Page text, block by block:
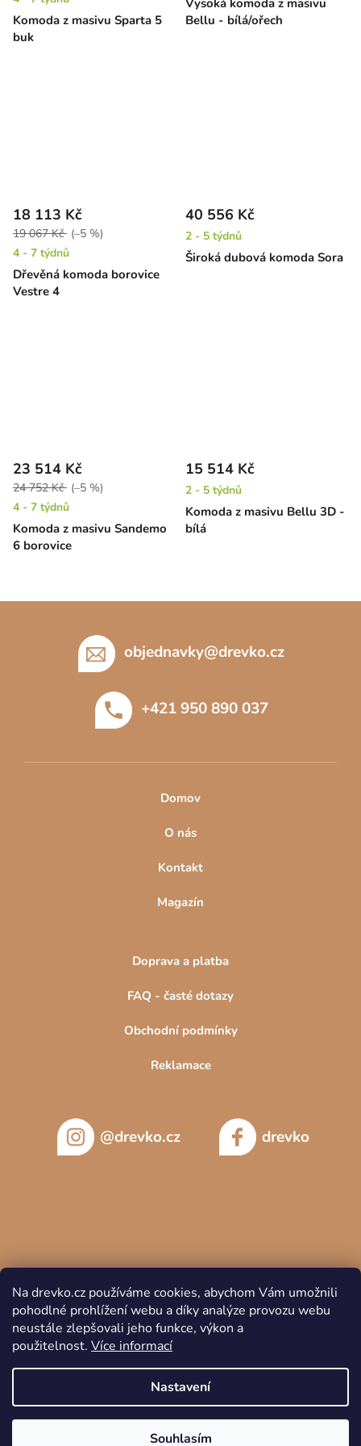
Na drevko.cz používáme cookies, abychom Vám umožnili
pohodlné prohlížení webu a díky analýze provozu webu
neustále zlepšovali jeho funkce, výkon a
použitelnost. Více informací
Nastavení
Souhlasím
Komoda z masivu Sparta 5
buk
Vysoká komoda z masivu
Bellu - bílá/ořech
Dřevěná komoda borovice
Vestre 4
18 113 Kč
19 067 Kč (–5 %)
4 - 7 týdnů
Široká dubová komoda Sora
40 556 Kč
2 - 5 týdnů
Komoda z masivu Sandemo
6 borovice
23 514 Kč
24 752 Kč (–5 %)
4 - 7 týdnů
Komoda z masivu Bellu 3D -
bílá
15 514 Kč
2 - 5 týdnů
objednavky@drevko.cz
+421 950 890 037
Domov
O nás
Kontakt
Magazín
Doprava a platba
FAQ - časté dotazy
Obchodní podmínky
Reklamace
@drevko.cz drevko